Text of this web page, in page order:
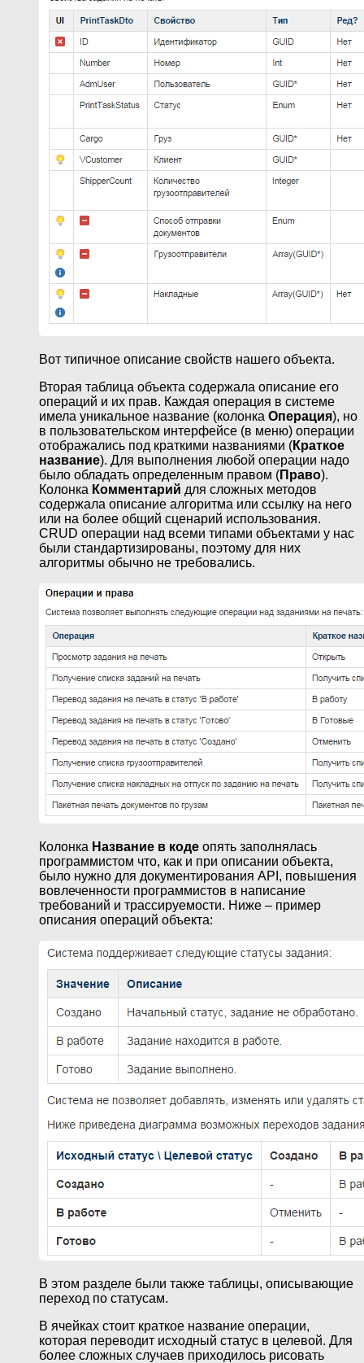
Вот типичное описание свойств нашего объекта.
Вторая таблица объекта содержала описание его
операций и их прав. Каждая операция в системе
имела уникальное название (колонка Операция), но
в пользовательском интерфейсе (в меню) операции
отображались под краткими названиями (Краткое
название). Для выполнения любой операции надо
было обладать определенным правом (Право).
Колонка Комментарий для сложных методов
содержала описание алгоритма или ссылку на него
или на более общий сценарий использования.
CRUD операции над всеми типами объектами у нас
были стандартизированы, поэтому для них
алгоритмы обычно не требовались.
Колонка Название в коде опять заполнялась
программистом что, как и при описании объекта,
было нужно для документирования API, повышения
вовлеченности программистов в написание
требований и трассируемости. Ниже – пример
описания операций объекта:
В этом разделе были также таблицы, описывающие
переход по статусам.
В ячейках стоит краткое название операции,
которая переводит исходный статус в целевой. Для
более сложных случаев приходилось рисовать